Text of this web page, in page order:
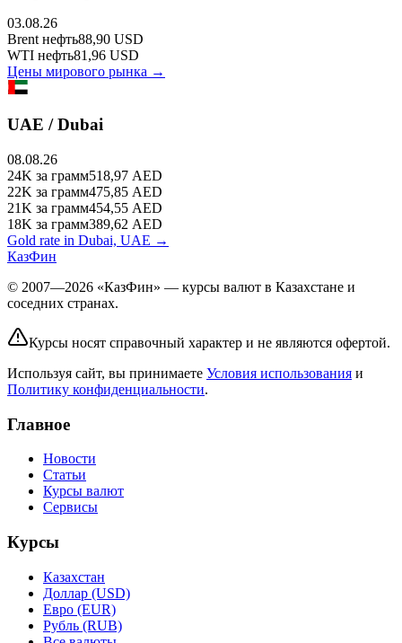
03.08.26
Brent нефть88,90 USD
WTI нефть81,96 USD
Цены мирового рынка →
UAE / Dubai
08.08.26
24K за грамм518,97 AED
22K за грамм475,85 AED
21K за грамм454,55 AED
18K за грамм389,62 AED
Gold rate in Dubai, UAE →
КазФин
© 2007—2026 «КазФин» — курсы валют в Казахстане и
соседних странах.
Курсы носят справочный характер и не являются офертой.
Используя сайт, вы принимаете Условия использования и
Политику конфиденциальности.
Главное
Новости
Статьи
Курсы валют
Сервисы
Курсы
Казахстан
Доллар (USD)
Евро (EUR)
Рубль (RUB)